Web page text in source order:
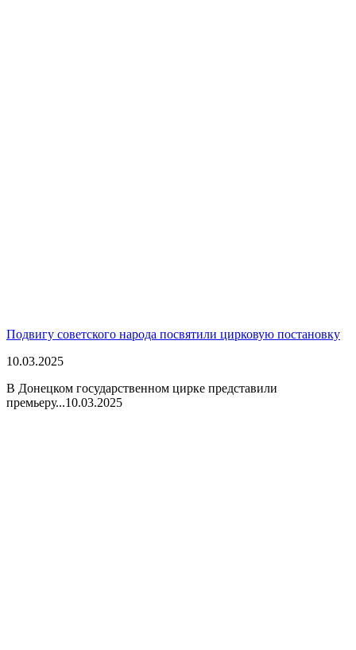
Подвигу советского народа посвятили цирковую постановку
10.03.2025
В Донецком государственном цирке представили
премьеру...10.03.2025